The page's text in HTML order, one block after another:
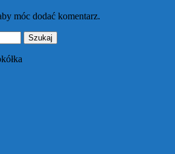
móc dodać komentarz.